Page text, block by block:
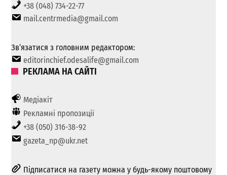
+38 (048) 734-22-77
mail.centrmedia@gmail.com
Зв’язатися з головним редактором:
editorinchief.odesalife@gmail.com
РЕКЛАМА НА САЙТІ
Медіакіт
Рекламні пропозиції
+38 (050) 316-38-92
gazeta_np@ukr.net
Підписатися на газету можна у будь-якому поштовому